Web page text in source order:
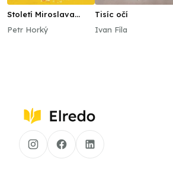
Století Miroslava
Petr Horký
Tisíc očí
Ivan Fíla